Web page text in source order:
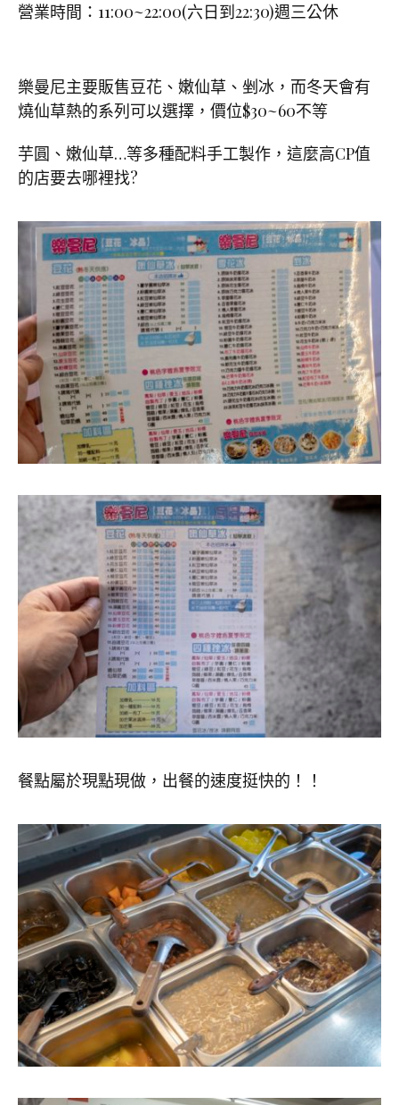
營業時間：11:00~22:00(六日到22:30)週三公休
樂曼尼主要販售豆花、嫩仙草、剉冰，而冬天會有
燒仙草熱的系列可以選擇，價位$30~60不等
芋圓、嫩仙草…等多種配料手工製作，這麼高CP值
的店要去哪裡找?
餐點屬於現點現做，出餐的速度挺快的！！